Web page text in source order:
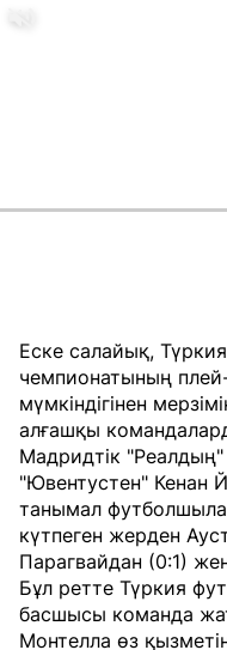
Еске салайық,
чемпионатының
мүмкіндігінен
алғашқы
Мадридтік
"Ювентустен" Кенан
танымал
күтпеген жерден
Парагвайдан (0:1)
Бұл ретте Түркия
басшысы команда
Монтелла өз